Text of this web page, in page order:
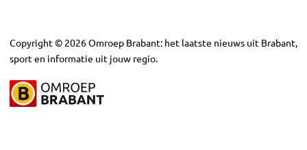
Copyright © 2026Omroep Brabant: het laatste nieuws uit Brabant,
sport en informatie uit jouw regio.